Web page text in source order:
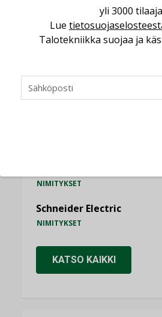
Consti
NIMITYKSET
Schneider Electric
NIMITYKSET
KATSO KAIKKI
yli 3000
Lue
Talotekniikka suojaa ja